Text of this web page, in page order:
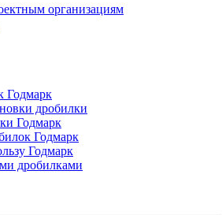
организациям
Годмарк
дробилки
Годмарк
Годмарк
Годмарк
дробилками